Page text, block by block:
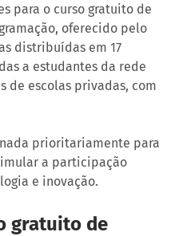
para o curso gratuito de
oferecido pelo
distribuídas em 17
a estudantes da rede
de escolas privadas, com
prioritariamente para
a participação
e inovação.
gratuito de